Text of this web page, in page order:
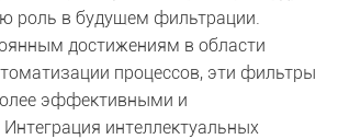
роль в будущем фильтрации.
достижениям в области
процессов, эти фильтры
эффективными и
интеллектуальных